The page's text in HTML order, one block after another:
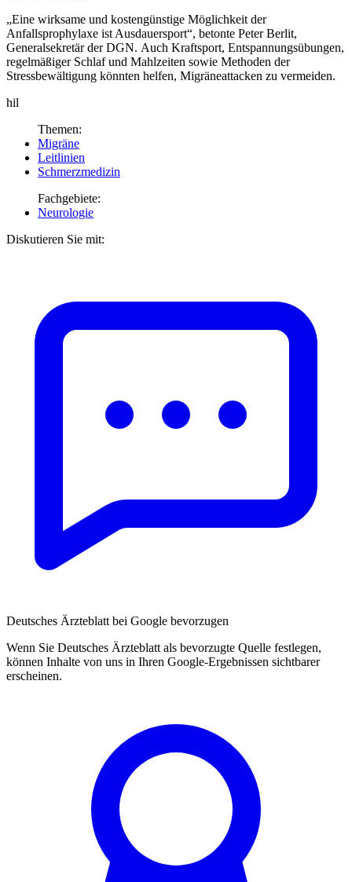
„Eine wirksame und kostengünstige Möglichkeit der
Anfallsprophylaxe ist Ausdauersport“, betonte Peter Berlit,
Generalsekretär der DGN. Auch Kraftsport, Entspannungsübungen,
regelmäßiger Schlaf und Mahlzeiten sowie Methoden der
Stressbewältigung könnten helfen, Migräneattacken zu vermeiden.
hil
Themen:
Migräne
Leitlinien
Schmerzmedizin
Fachgebiete:
Neurologie
Diskutieren Sie mit:
Deutsches Ärzteblatt bei Google bevorzugen
Wenn Sie Deutsches Ärzteblatt als bevorzugte Quelle festlegen,
können Inhalte von uns in Ihren Google-Ergebnissen sichtbarer
erscheinen.